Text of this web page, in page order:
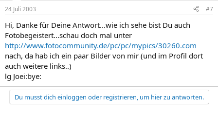
24 Juli 2003 #7
Hi, Danke für Deine Antwort...wie ich sehe bist Du auch
Fotobegeistert...schau doch mal unter
http://www.fotocommunity.de/pc/pc/mypics/30260.com
nach, da hab ich ein paar Bilder von mir (und im Profil dort
auch weitere links..)
lg Joei:bye:
Du musst dich einloggen oder registrieren, um hier zu antworten.